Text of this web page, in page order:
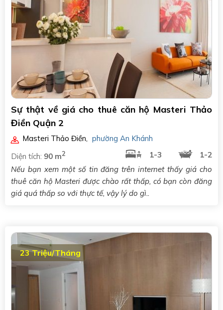
Sự thật về giá cho thuê căn hộ Masteri Thảo
Điền Quận 2
Masteri Thảo Điền, phường An Khánh
Diện tích: 90 m2 1-3
1-2
Nếu bạn xem một số tin đăng trên internet thấy giá cho
thuê căn hộ Masteri được chào rất thấp, có bạn còn đăng
giá quá thấp so với thực tế, vậy lý do gì..
23 Triệu/Tháng